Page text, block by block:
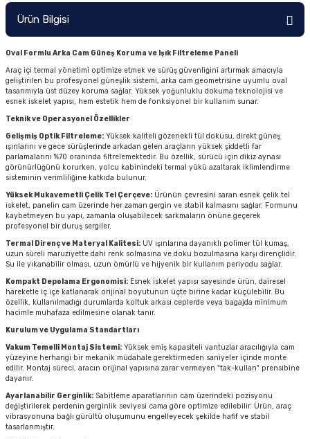
Ürün Bilgisi
Oval Formlu Arka Cam Güneş Koruma ve Işık Filtreleme Paneli
Araç içi termal yönetimi optimize etmek ve sürüş güvenliğini artırmak amacıyla
geliştirilen bu profesyonel güneşlik sistemi, arka cam geometrisine uyumlu oval
tasarımıyla üst düzey koruma sağlar. Yüksek yoğunluklu dokuma teknolojisi ve
esnek iskelet yapısı, hem estetik hem de fonksiyonel bir kullanım sunar.
Teknik ve Operasyonel Özellikler
Gelişmiş Optik Filtreleme: Yüksek kaliteli gözenekli tül dokusu, direkt güneş
ışınlarını ve gece sürüşlerinde arkadan gelen araçların yüksek şiddetli far
parlamalarını %70 oranında filtrelemektedir. Bu özellik, sürücü için dikiz aynası
görünürlüğünü korurken, yolcu kabinindeki termal yükü azaltarak iklimlendirme
sisteminin verimliliğine katkıda bulunur.
Yüksek Mukavemetli Çelik Tel Çerçeve: Ürünün çevresini saran esnek çelik tel
iskelet, panelin cam üzerinde her zaman gergin ve stabil kalmasını sağlar. Formunu
kaybetmeyen bu yapı, zamanla oluşabilecek sarkmaların önüne geçerek
profesyonel bir duruş sergiler.
Termal Direnç ve Materyal Kalitesi: UV ışınlarına dayanıklı polimer tül kumaş,
uzun süreli maruziyette dahi renk solmasına ve doku bozulmasına karşı dirençlidir.
Su ile yıkanabilir olması, uzun ömürlü ve hijyenik bir kullanım periyodu sağlar.
Kompakt Depolama Ergonomisi: Esnek iskelet yapısı sayesinde ürün, dairesel
hareketle iç içe katlanarak orijinal boyutunun üçte birine kadar küçülebilir. Bu
özellik, kullanılmadığı durumlarda koltuk arkası ceplerde veya bagajda minimum
hacimle muhafaza edilmesine olanak tanır.
Kurulum ve Uygulama Standartları
Vakum Temelli Montaj Sistemi: Yüksek emiş kapasiteli vantuzlar aracılığıyla cam
yüzeyine herhangi bir mekanik müdahale gerektirmeden saniyeler içinde monte
edilir. Montaj süreci, aracın orijinal yapısına zarar vermeyen "tak-kullan" prensibine
dayanır.
Ayarlanabilir Gerginlik: Sabitleme aparatlarının cam üzerindeki pozisyonu
değiştirilerek perdenin gerginlik seviyesi cama göre optimize edilebilir. Ürün, araç
vibrasyonuna bağlı gürültü oluşumunu engelleyecek şekilde hafif ve stabil
tasarlanmıştır.